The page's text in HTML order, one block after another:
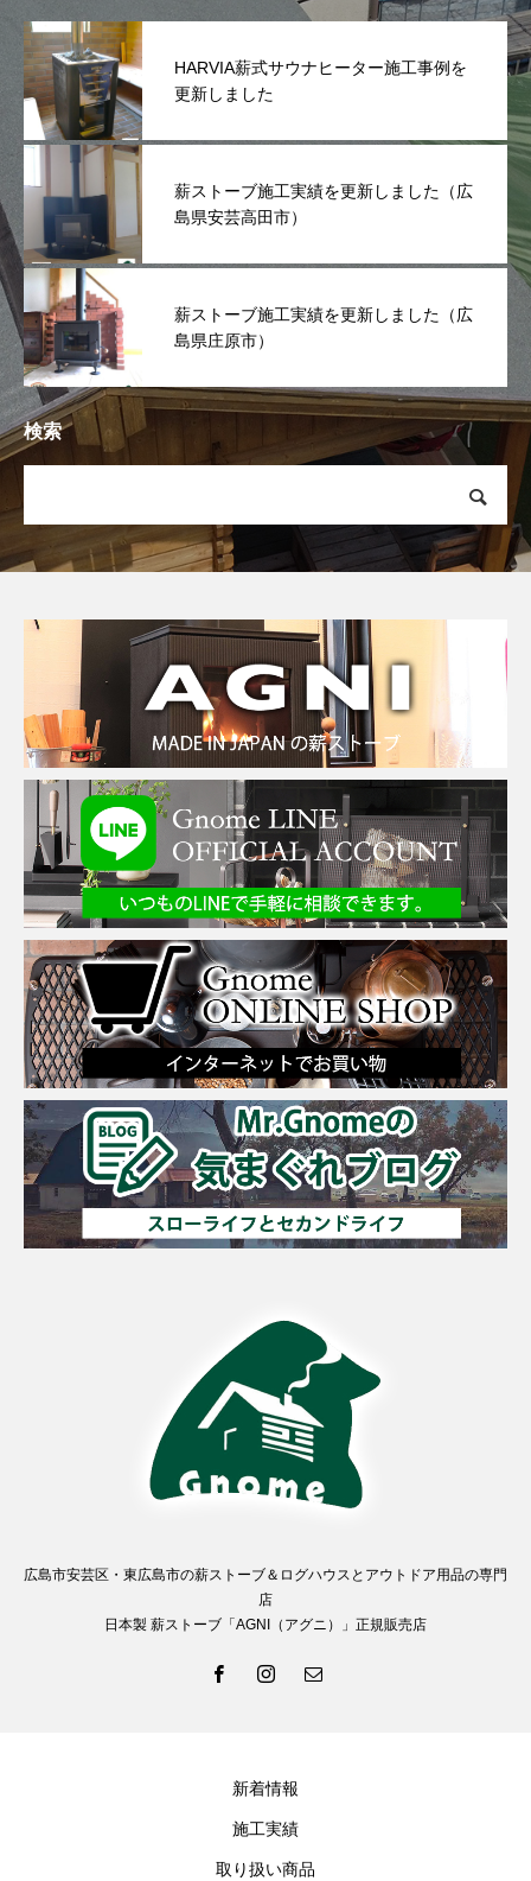
HARVIA薪式サウナヒーター施工事例を
更新しました
薪ストーブ施工実績を更新しました（広
島県安芸高田市）
薪ストーブ施工実績を更新しました（広
島県庄原市）
検索
広島市安芸区・東広島市の薪ストーブ＆ログハウスとアウトドア用品の専門
店
日本製 薪ストーブ「AGNI（アグニ）」正規販売店
新着情報
施工実績
取り扱い商品